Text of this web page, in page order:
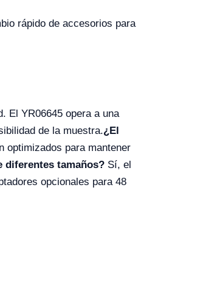
rápido de accesorios para
El YR06645 opera a una
de la muestra.¿El
optimizados para mantener
diferentes tamaños? Sí, el
opcionales para 48